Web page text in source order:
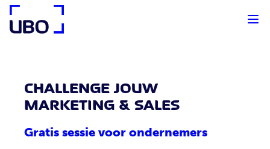
UBO Agency
CHALLENGE JOUW
MARKETING & SALES
Gratis sessie voor ondernemers